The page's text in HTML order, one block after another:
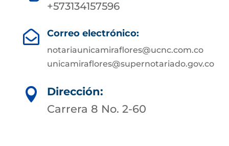
+573134157596
 Correo electrónico:
notariaunicamiraflores@ucnc.com.co
unicamiraflores@supernotariado.gov.co

Dirección:
Carrera 8 No. 2-60